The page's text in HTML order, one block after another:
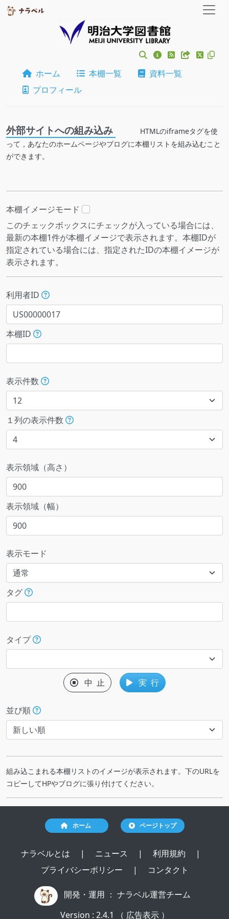
ホーム 本棚一覧
資料一覧
プロフィール
外部サイトへの組み込み
HTMLのiframeタグを使
って，あなたのホームページやブログに本棚リストを組み込むこと
ができます。
本棚イメージモード
このチェックボックスにチェックが入っている場合には、
最新の本棚1件が本棚イメージで表示されます。本棚IDが
指定されている場合には、指定されたIDの本棚イメージが
表示されます。
利用者ID
本棚ID
表示件数
１列の表示件数
表示領域（高さ）
表示領域（幅）
表示モード
タグ
タイプ
中 止 実 行
並び順
組み込こまれる本棚リストのイメージが表示されます。下のURLを
コピーしてHPやブログに張り付けてください。
ホーム ページトップ
ナラベルとは | ニュース | 利用規約
|
プライバシーポリシー
| コンタクト
開発・運用 ： ナラベル運営チーム
Version : 2.4.1 （ 広告表示 ）